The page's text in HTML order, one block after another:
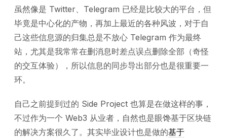
虽然像是 Twitter、Telegram 已经是比较大的平台，但
毕竟是中心化的产物，再加上最近的各种风波，对于自
己这些信息源的归集总是不放心 Telegram 作为最终
站，尤其是我常常在删消息时差点误点删除全部（奇怪
的交互体验），所以信息的同步导出部分也是很重要一
环。
自己之前提到过的 Side Project 也算是在做这样的事，
不过作为一个 Web3 从业者，自然也是眼馋基于区块链
的解决方案很久了。其实毕业设计也是做的基于